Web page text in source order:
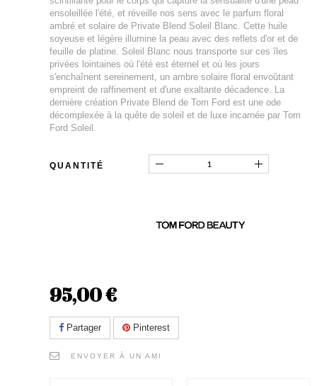
ensoleillée l'été, et réveille nos sens avec le parfum floral
ambré et solaire de Private Blend Soleil Blanc. Cette huile
soyeuse et légère illumine la peau avec des reflets d'or et de
feuille de platine. Soleil Blanc nous transporte sur ces îles
privées lointaines où l'été est éternel et où les jours
s'enchaînent sereinement, un ambre solaire floral envoûtant
empreint de raffinement et d'une exaltante décadence. La
dernière création Private Blend de Tom Ford est une ode
décomplexée à la quête de soleil et de luxe incarnée par Tom
Ford Soleil.
QUANTITÉ
95,00 €
Partager Pinterest
ENVOYER À UN AMI